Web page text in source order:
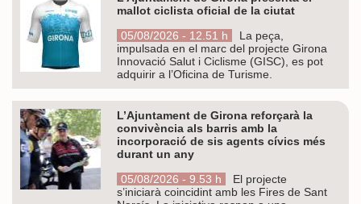
mallot ciclista oficial de la ciutat
05/08/2026 - 12.51 h
La peça,
impulsada en el marc del projecte Girona
Innovació Salut i Ciclisme (GISC), es pot
adquirir a l’Oficina de Turisme.
L’Ajuntament de Girona reforçarà la
convivència als barris amb la
incorporació de sis agents cívics més
durant un any
05/08/2026 - 9.53 h
El projecte
s’iniciarà coincidint amb les Fires de Sant